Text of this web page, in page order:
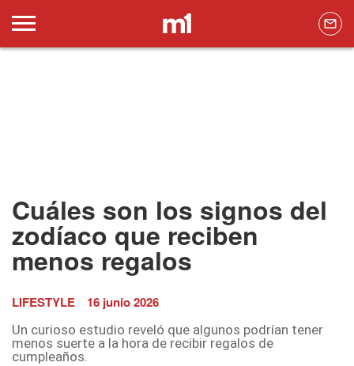
Cuáles son los signos del
zodíaco que reciben
menos regalos
LIFESTYLE 16 junio 2026
Un curioso estudio reveló que algunos podrían tener
menos suerte a la hora de recibir regalos de
cumpleaños.